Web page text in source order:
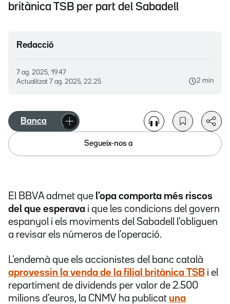
britànica TSB per part del Sabadell
Redacció
7 ag. 2025, 19.47
Actualitzat 7 ag. 2025, 22.25 2 min
Banca
Segueix-nos a
El BBVA admet que l'opa comporta més riscos
del que esperava i que les condicions del govern
espanyol i els moviments del Sabadell l'obliguen
a revisar els números de l'operació.
L'endemà que els accionistes del banc català
aprovessin la venda de la filial britànica TSB i el
repartiment de dividends per valor de 2.500
milions d'euros, la CNMV ha publicat una